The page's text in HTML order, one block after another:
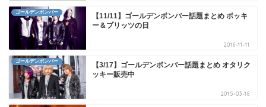
ゴールデンボンバー
【11/11】ゴールデンボンバー話題まとめ ポッキ
ー＆プリッツの日
2016-11-11
ゴールデンボンバー
【3/17】ゴールデンボンバー話題まとめ オタリク
ッキー販売中
2015-03-18